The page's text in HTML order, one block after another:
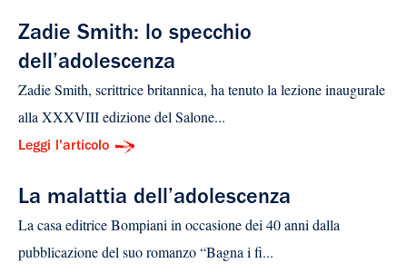
Zadie Smith: lo specchio
dell’adolescenza
Zadie Smith, scrittrice britannica, ha tenuto la lezione inaugurale
alla XXXVIII edizione del Salone...
Leggi l'articolo
La malattia dell’adolescenza
La casa editrice Bompiani in occasione dei 40 anni dalla
pubblicazione del suo romanzo “Bagna i fi...